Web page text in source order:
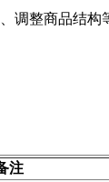
调整商品结构
注